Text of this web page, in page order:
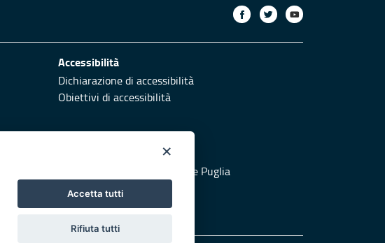
Accessibilità
Dichiarazione di accessibilità
Obiettivi di accessibilità
Vai al sito di Protezione Civile Puglia
×
Accetta tutti
Rifiuta tutti